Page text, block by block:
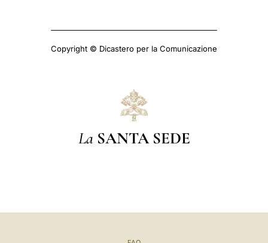
Copyright © Dicastero per la Comunicazione
La SANTA SEDE